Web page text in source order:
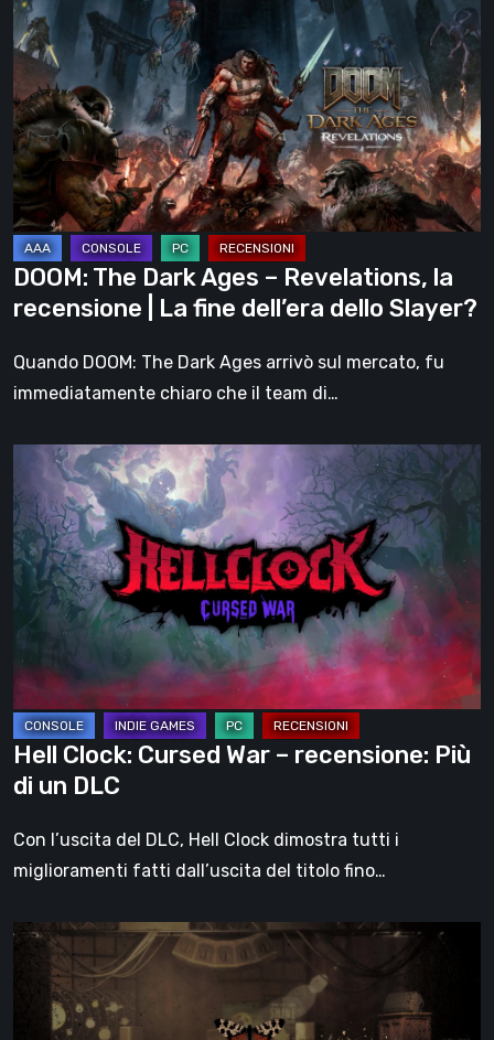
The
Dark
Ages
–
Revelations,
la
recensione
|
La
fine
dell’era
dello
Slayer?
DOOM: The Dark Ages – Revelations, la
recensione | La fine dell’era dello Slayer?
Quando DOOM: The Dark Ages arrivò sul mercato, fu
immediatamente chiaro che il team di…
Clock:
Cursed
War
–
recensione:
di
un
DLC
Hell Clock: Cursed War – recensione: Più
di un DLC
Con l’uscita del DLC, Hell Clock dimostra tutti i
miglioramenti fatti dall’uscita del titolo fino…
Impermanence:
costruire
santuario